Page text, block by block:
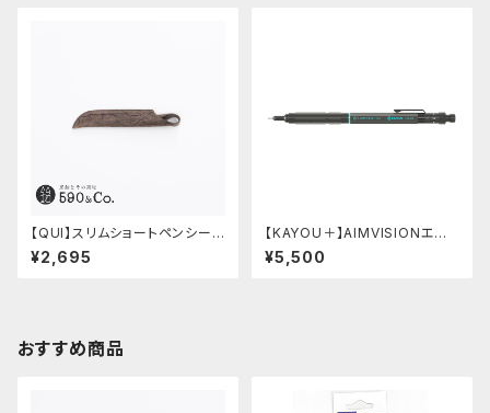
【QUI】スリムショートペンシー
ス・クードゥー (ストーン)
¥2,695
【KAYOU＋】AIMVISIONエイ
ムビジョン (ストーンブラック)
¥5,500
おすすめ商品